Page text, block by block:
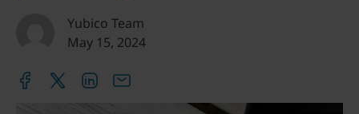
Yubico Team
May 15, 2024